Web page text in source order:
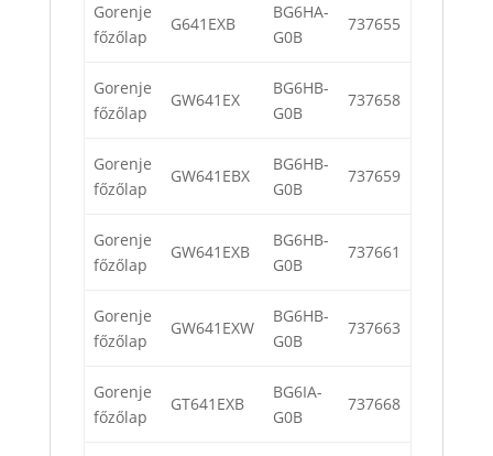
Gorenje
főzőlap
G641EXB
BG6HA-
G0B
737655
Gorenje
főzőlap
GW641EX
BG6HB-
G0B
737658
Gorenje
főzőlap
GW641EBX
BG6HB-
G0B
737659
Gorenje
főzőlap
GW641EXB
BG6HB-
G0B
737661
Gorenje
főzőlap
GW641EXW
BG6HB-
G0B
737663
Gorenje
főzőlap
GT641EXB
BG6IA-
G0B
737668